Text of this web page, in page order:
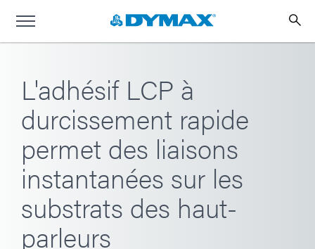
L'adhésif LCP à
durcissement rapide
permet des liaisons
instantanées sur les
substrats des haut-
parleurs